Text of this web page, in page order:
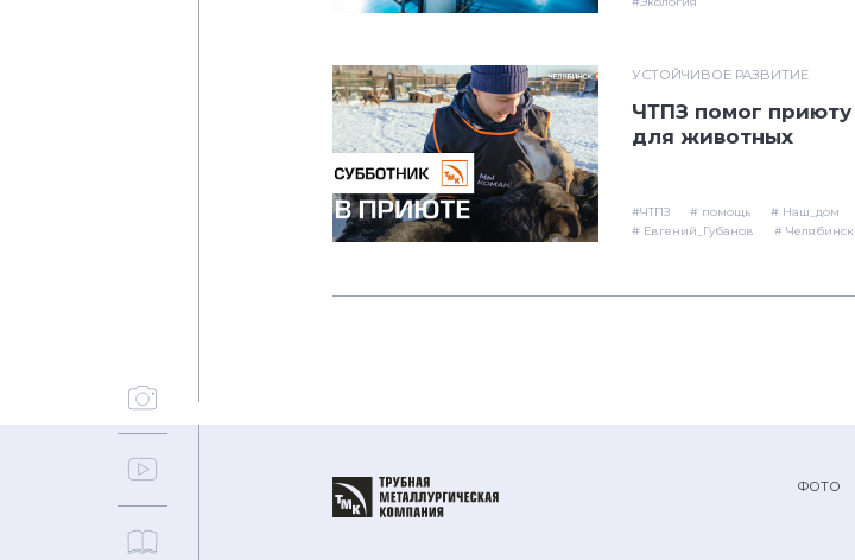
УСТОЙЧИВОЕ РАЗВИТИЕ
ЧТПЗ помог приюту
для животных
#ЧТПЗ # помощь
# Наш_дом
# Евгений_Губанов
# Челябинск
ФОТО